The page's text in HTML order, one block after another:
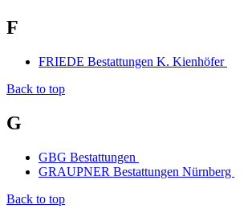
F
FRIEDE Bestattungen K. Kienhöfer
Back to top
G
GBG Bestattungen
GRAUPNER Bestattungen Nürnberg
Back to top